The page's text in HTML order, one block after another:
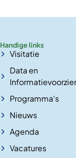
Handige links
Visitatie
Data en
Programma's
Nieuws
Agenda
Vacatures